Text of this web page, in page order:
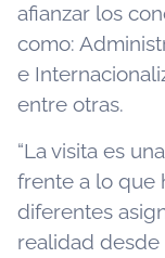
afianzar los
como:
e
entre otras.
“La visita es
frente a lo que
diferentes
realidad